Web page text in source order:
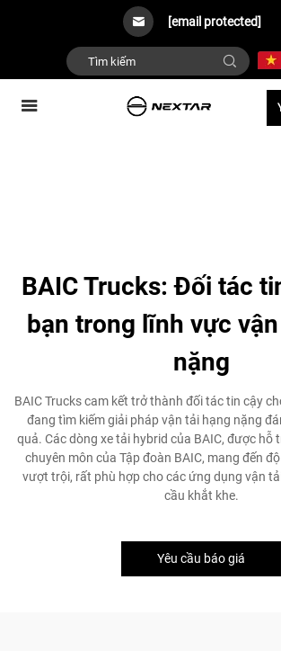
[email protected]
BAIC Trucks: Đối tác
bạn trong lĩnh vực
nặng
BAIC Trucks cam kết trở thành đối tác tin cậy
đang tìm kiếm giải pháp vận tải hạng nặng
quả. Các dòng xe tải hybrid của BAIC, được hỗ
chuyên môn của Tập đoàn BAIC, mang đến
vượt trội, rất phù hợp cho các ứng dụng vận
cầu khắt khe.
Yêu cầu báo giá